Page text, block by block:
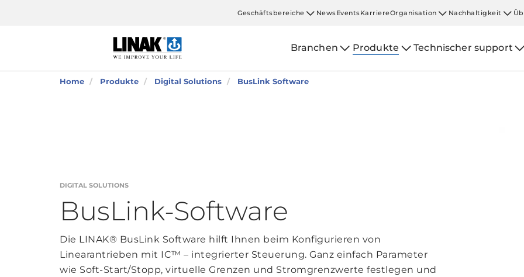
Geschäftsbereiche NewsEventsKarriereOrganisation Nachhaltigkeit
Branchen Produkte Technischer support
Home Produkte Digital Solutions BusLink Software
DIGITAL SOLUTIONS
BusLink-Software
Die LINAK® BusLink Software hilft Ihnen beim Konfigurieren von
Linearantrieben mit IC™ – integrierter Steuerung. Ganz einfach Parameter
wie Soft-Start/Stopp, virtuelle Grenzen und Stromgrenzwerte festlegen und